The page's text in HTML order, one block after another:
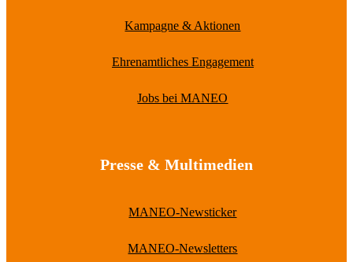
Kampagne & Aktionen
Ehrenamtliches Engagement
Jobs bei MANEO
Presse & Multimedien
MANEO-Newsticker
MANEO-Newsletters